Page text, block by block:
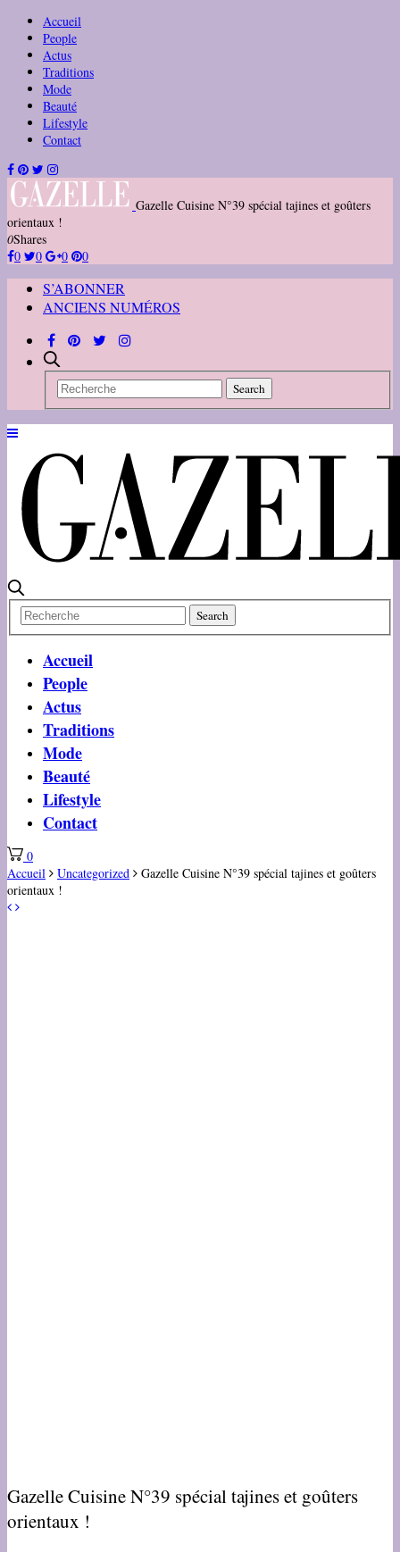
Accueil
People
Actus
Traditions
Mode
Beauté
Lifestyle
Contact
Gazelle Cuisine N°39 spécial tajines et goûters
orientaux !
0Shares
0
0 0 0
S’ABONNER
ANCIENS NUMÉROS
Accueil
People
Actus
Traditions
Mode
Beauté
Lifestyle
Contact
0
Accueil
Uncategorized
Gazelle Cuisine N°39 spécial tajines et goûters
orientaux !
Gazelle Cuisine N°39 spécial tajines et goûters
orientaux !